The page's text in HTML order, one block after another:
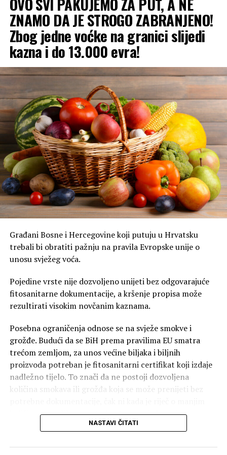
u većini krajeva kretaće se od27 do 33 °C.
Jug zemlje:Na samom jugu očekuje nas pravi
tropski dan, gdje će živa u termometru dostizati i
ekstremnih39 °C!
ZNAMO DA JE STROGO ZABRANJENO!
Zbog jedne voćke na granici slijedi
kazna i do 13.000 evra!
Građani Bosne i Hercegovine koji putuju u Hrvatsku
trebali bi obratiti pažnju na pravila Evropske unije o
unosu svježeg voća.
Pojedine vrste nije dozvoljeno unijeti bez odgovarajuće
fitosanitarne dokumentacije, a kršenje propisa može
rezultirati visokim novčanim kaznama.
Posebna ograničenja odnose se na svježe smokve i
grožđe. Budući da se BiH prema pravilima EU smatra
trećom zemljom, za unos većine biljaka i biljnih
proizvoda potreban je fitosanitarni certifikat koji izdaje
nadležno tijelo. To znači da ne postoji dozvoljena
količina smokava ili grožđa koja se može prenijeti bez
količinama za ličnu upotrebu. I uz posjedovanje
certifikata, granične službe procjenjuju da li količina
uvoz. Od ovih pravila izuzeto je samo nekoliko vrsta voća
NASTAVI ČITATI